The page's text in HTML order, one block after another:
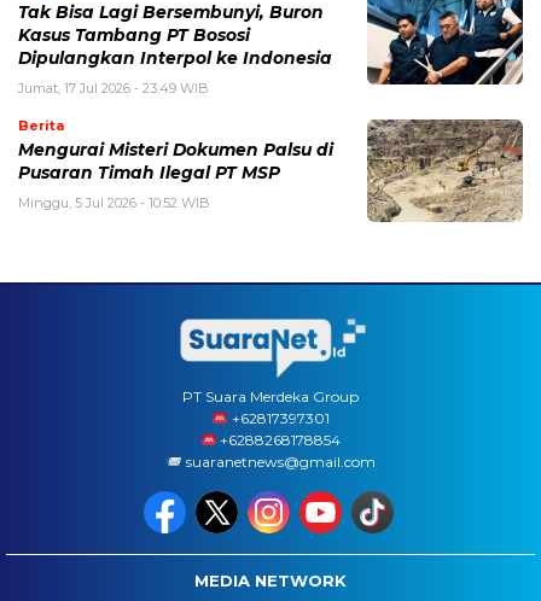
Tak Bisa Lagi Bersembunyi, Buron
Kasus Tambang PT Bososi
Dipulangkan Interpol ke Indonesia
Jumat, 17 Jul 2026 - 23:49 WIB
Berita
Mengurai Misteri Dokumen Palsu di
Pusaran Timah Ilegal PT MSP
Minggu, 5 Jul 2026 - 10:52 WIB
PT Suara Merdeka Group
‪+62817397301
+6288268178854
suaranetnews@gmail.com
MEDIA NETWORK